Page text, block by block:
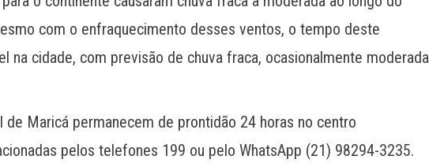
com o enfraquecimento desses ventos, o tempo deste
na cidade, com previsão de chuva fraca, ocasionalmente moderada
de Maricá permanecem de prontidão 24 horas no centro
pelos telefones 199 ou pelo WhatsApp (21) 98294-3235.